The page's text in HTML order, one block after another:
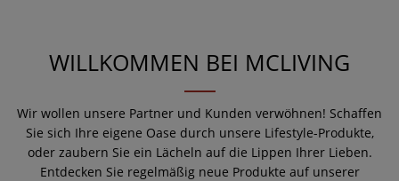
WILLKOMMEN BEI MCLIVING
Wir wollen unsere Partner und Kunden verwöhnen! Schaffen
Sie sich Ihre eigene Oase durch unsere Lifestyle-Produkte,
oder zaubern Sie ein Lächeln auf die Lippen Ihrer Lieben.
Entdecken Sie regelmäßig neue Produkte auf unserer